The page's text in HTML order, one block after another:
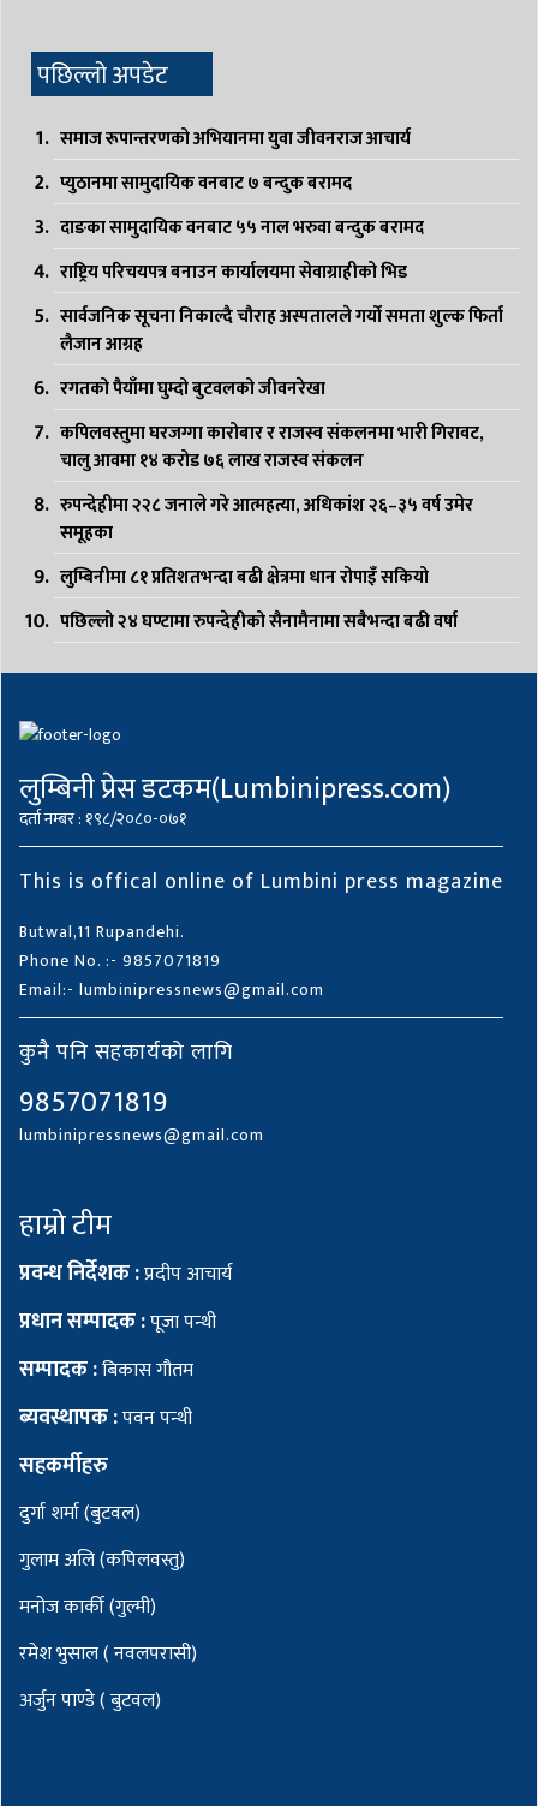
पछिल्लो अपडेट
समाज रूपान्तरणको अभियानमा युवा जीवनराज आचार्य
प्युठानमा सामुदायिक वनबाट ७ बन्दुक बरामद
दाङका सामुदायिक वनबाट ५५ नाल भरुवा बन्दुक बरामद
राष्ट्रिय परिचयपत्र बनाउन कार्यालयमा सेवाग्राहीको भिड
सार्वजनिक सूचना निकाल्दै चौराह अस्पतालले गर्यो समता शुल्क फिर्ता
लैजान आग्रह
रगतको पैयाँमा घुम्दो बुटवलको जीवनरेखा
कपिलवस्तुमा घरजग्गा कारोबार र राजस्व संकलनमा भारी गिरावट,
चालु आवमा १४ करोड ७६ लाख राजस्व संकलन
रुपन्देहीमा २२८ जनाले गरे आत्महत्या, अधिकांश २६–३५ वर्ष उमेर
समूहका
लुम्बिनीमा ८१ प्रतिशतभन्दा बढी क्षेत्रमा धान रोपाइँ सकियो
पछिल्लो २४ घण्टामा रुपन्देहीको सैनामैनामा सबैभन्दा बढी वर्षा
लुम्बिनी प्रेस डटकम(Lumbinipress.com)
दर्ता नम्बर : १९८/२०८०-०७१
This is offical online of Lumbini press magazine
Butwal,11 Rupandehi.
Phone No. :- 9857071819
Email:- lumbinipressnews@gmail.com
कुनै पनि सहकार्यको लागि
9857071819
lumbinipressnews@gmail.com
हाम्रो टीम
प्रवन्ध निर्देशक :प्रदीप आचार्य
प्रधान सम्पादक :पूजा पन्थी
सम्पादक :बिकास गौतम
ब्यवस्थापक :पवन पन्थी
सहकर्मीहरु
दुर्गा शर्मा (बुटवल)
गुलाम अलि (कपिलवस्तु)
मनोज कार्की (गुल्मी)
रमेश भुसाल ( नवलपरासी)
अर्जुन पाण्डे ( बुटवल)